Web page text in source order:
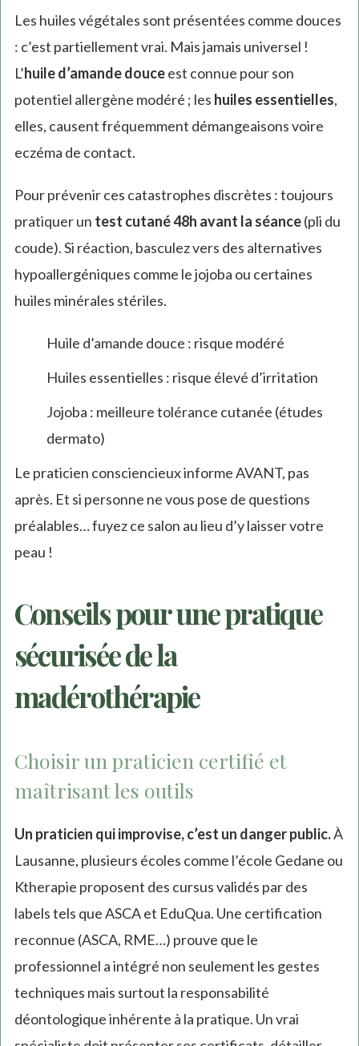
Les huiles végétales sont présentées comme douces
: c’est partiellement vrai. Mais jamais universel !
L’huile d’amande douceest connue pour son
potentiel allergène modéré ; les huiles essentielles,
elles, causent fréquemment démangeaisons voire
eczéma de contact.
Pour prévenir ces catastrophes discrètes : toujours
pratiquer un test cutané 48h avant la séance(pli du
coude). Si réaction, basculez vers des alternatives
hypoallergéniques comme le jojoba ou certaines
huiles minérales stériles.
Huile d’amande douce : risque modéré
Huiles essentielles : risque élevé d’irritation
Jojoba : meilleure tolérance cutanée (études
dermato)
Le praticien consciencieux informe AVANT, pas
après. Et si personne ne vous pose de questions
préalables… fuyez ce salon au lieu d’y laisser votre
peau !
Conseils pour une pratique
sécurisée de la
madérothérapie
Choisir un praticien certifié et
maîtrisant les outils
Un praticien qui improvise, c’est un danger public.À
Lausanne, plusieurs écoles comme l’école Gedane ou
Ktherapie proposent des cursus validés par des
labels tels que ASCA et EduQua. Une certification
reconnue (ASCA, RME…) prouve que le
professionnel a intégré non seulement les gestes
techniques mais surtout la responsabilité
déontologique inhérente à la pratique. Un vrai